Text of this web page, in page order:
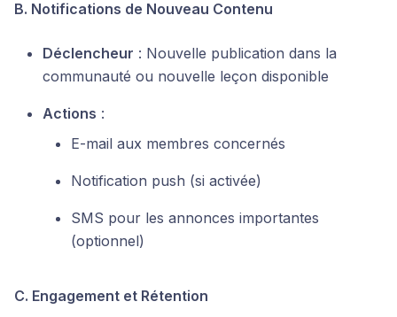
B. Notifications de Nouveau Contenu
Déclencheur : Nouvelle publication dans la
communauté ou nouvelle leçon disponible
Actions :
E-mail aux membres concernés
Notification push (si activée)
SMS pour les annonces importantes
(optionnel)
C. Engagement et Rétention